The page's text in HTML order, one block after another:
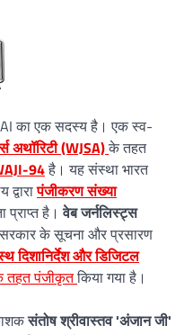
का एक सदस्य है। एक स्व-
अथॉरिटी (WJSA)के तहत
94है। यह संस्था भारत
पंजीकरण संख्या
प्राप्त है।वेब जर्नलिस्ट्स
के सूचना और प्रसारण
दिशानिर्देश और डिजिटल
तहत पंजीकृतकिया गया है।
संतोष श्रीवास्तव 'अंजान जी'